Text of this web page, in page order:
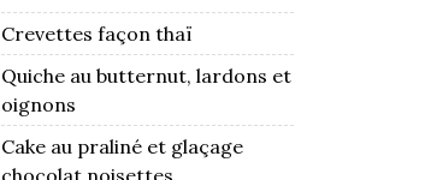
Crevettes façon thaï
Quiche au butternut, lardons et
oignons
Cake au praliné et glaçage